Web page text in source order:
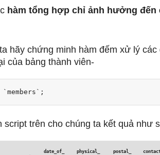
hàm tổng hợp chỉ ảnh hưởng đến
hãy chứng minh hàm đếm xử lý các
của bảng thành viên-
`members`;
script trên cho chúng ta kết quả như
date_of_ physical_ postal_